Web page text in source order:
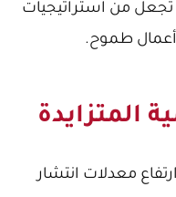
تجعل من استراتيجيات
أعمال طموح.
المتزايدة
معدلات انتشار